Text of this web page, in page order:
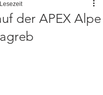
der APEX Alpe